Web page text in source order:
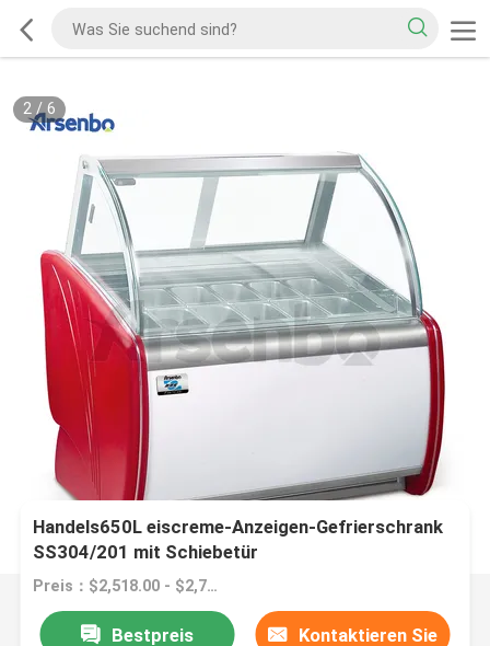
2/6
Handels650L eiscreme-Anzeigen-Gefrierschrank
SS304/201 mit Schiebetür
Preis：$2,518.00 - $2,768.00/Sets
Bestpreis Kontaktieren Sie